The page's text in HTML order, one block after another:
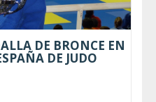
DE BRONCE EN
DE JUDO